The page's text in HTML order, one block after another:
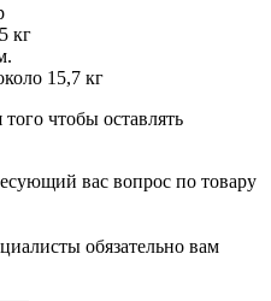
кг
15,7 кг
того чтобы оставлять
вас вопрос по товару
обязательно вам